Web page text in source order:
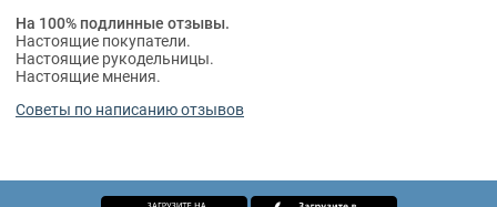
На 100% подлинные отзывы.
Настоящие покупатели.
Настоящие рукодельницы.
Настоящие мнения.
Советы по написанию отзывов